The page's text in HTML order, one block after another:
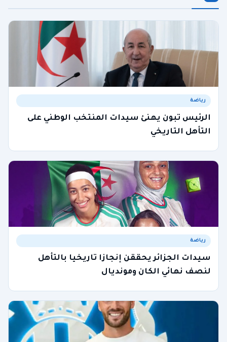
رياضة
الرئيس تبون يهنئ سيدات المنتخب الوطني على
التأهل التاريخي
رياضة
سيدات الجزائر يحققن إنجازا تاريخيا بالتأهل
لنصف نهائي الكان ومونديال